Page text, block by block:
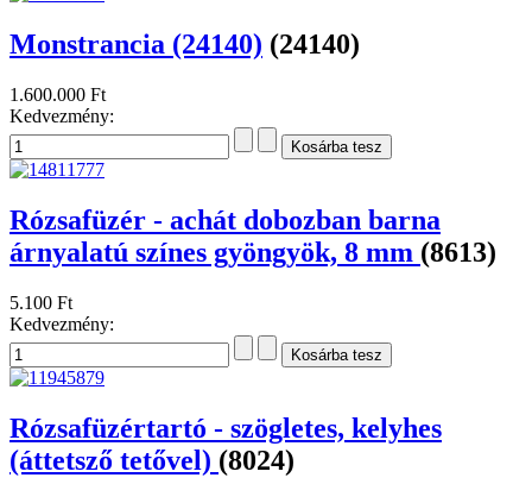
Monstrancia (24140) (24140)
1.600.000 Ft
Kedvezmény:
Rózsafüzér - achát dobozban barna
árnyalatú színes gyöngyök, 8 mm (8613)
5.100 Ft
Kedvezmény:
Rózsafüzértartó - szögletes, kelyhes
(áttetsző tetővel) (8024)